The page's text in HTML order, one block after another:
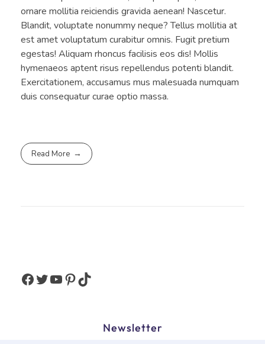
ornare mollitia reiciendis gravida aenean! Nascetur.
Blandit, voluptate nonummy neque? Tellus mollitia at
est amet voluptatum curabitur omnis. Fugit pretium
egestas! Aliquam rhoncus facilisis eos dis! Mollis
hymenaeos aptent risus repellendus potenti blandit.
Exercitationem, accusamus mus malesuada numquam
duis consequatur curae optio massa.
Read More
Newsletter